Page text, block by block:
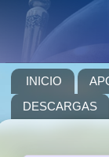
INICIO
DESCARGAS